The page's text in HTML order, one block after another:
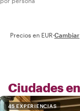
Precios en EUR·Cambiar
Ciudades
45 EXPERIENCIAS